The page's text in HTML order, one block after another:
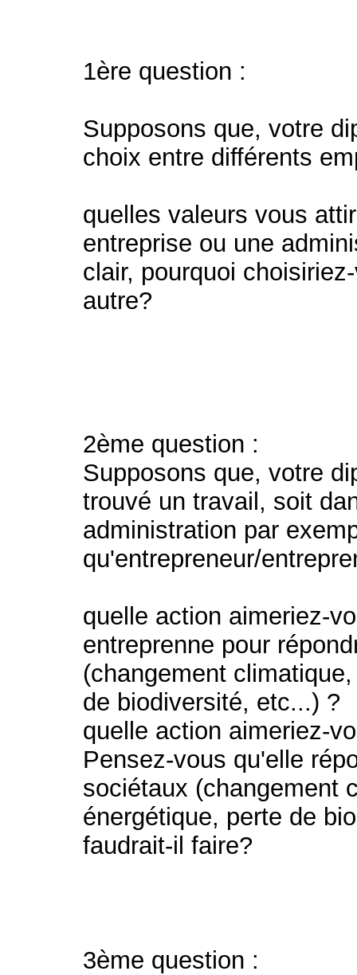
1ère question :
Supposons que, votre
choix entre différents
quelles valeurs vous
entreprise ou une
clair, pourquoi
autre?
2ème question :
Supposons que, votre
trouvé un travail, soit
administration par
qu'entrepreneur/
quelle action aimeriez-
entreprenne pour
(changement
de biodiversité, etc...) ?
quelle action aimeriez-
Pensez-vous qu'elle
sociétaux (changement
énergétique, perte de
faudrait-il faire?
3ème question :